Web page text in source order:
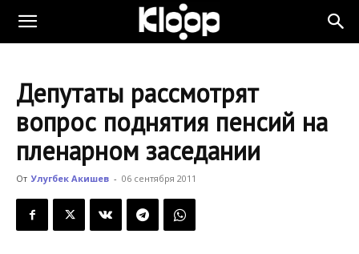
KLOOP.KG
Новости
Кыргызстана
Депутаты рассмотрят
вопрос поднятия пенсий на
пленарном заседании
От Улугбек Акишев - 06 сентября 2011